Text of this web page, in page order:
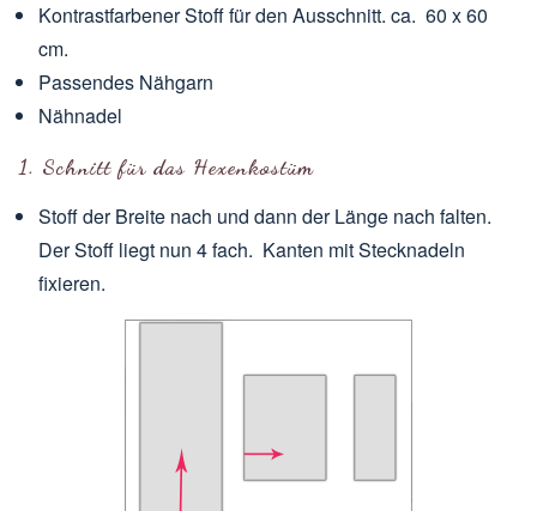
Kontrastfarbener Stoff für den Ausschnitt. ca. 60 x 60
cm.
Passendes Nähgarn
Nähnadel
1. Schnitt für das Hexenkostüm
Stoff der Breite nach und dann der Länge nach falten.
Der Stoff liegt nun 4 fach. Kanten mit Stecknadeln
fixieren.